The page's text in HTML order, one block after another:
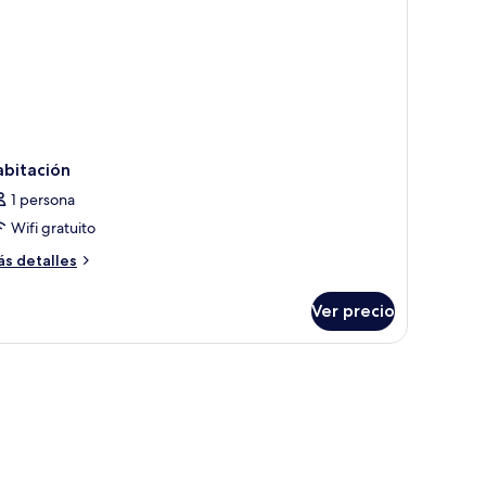
1 persona
Wifi gratuito
detalles
Ver precio